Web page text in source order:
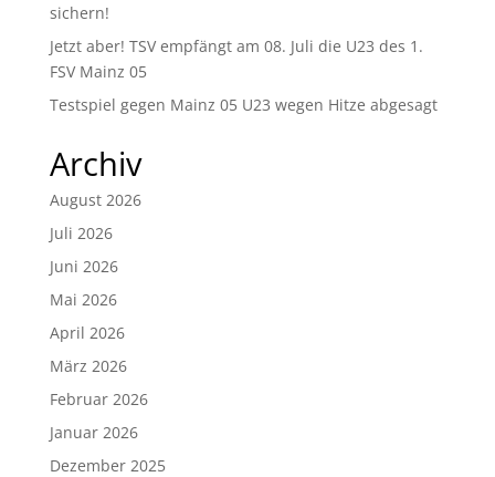
sichern!
Jetzt aber! TSV empfängt am 08. Juli die U23 des 1.
FSV Mainz 05
Testspiel gegen Mainz 05 U23 wegen Hitze abgesagt
Archiv
August 2026
Juli 2026
Juni 2026
Mai 2026
April 2026
März 2026
Februar 2026
Januar 2026
Dezember 2025